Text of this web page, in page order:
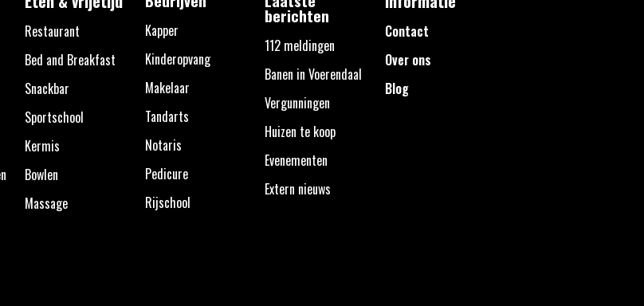
Restaurant
Bed and Breakfast
Snackbar
Sportschool
Kermis
Bowlen
Massage
Kapper
Kinderopvang
Makelaar
Tandarts
Notaris
Pedicure
Rijschool
berichten
112 meldingen
Banen in Voerendaal
Vergunningen
Huizen te koop
Evenementen
Extern nieuws
Contact
Over ons
Blog